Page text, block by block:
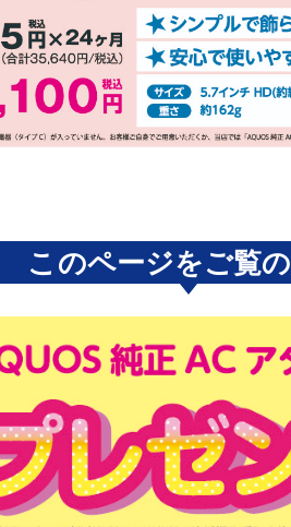
このページをご覧